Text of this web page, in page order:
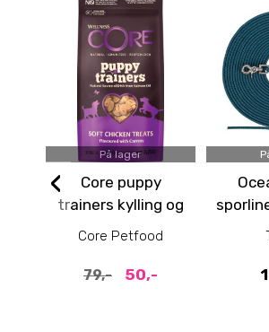
På lager
Core puppy
trainers kylling og
gulrøtter - Godbit
Core Petfood
79,- 50,-
til
‹